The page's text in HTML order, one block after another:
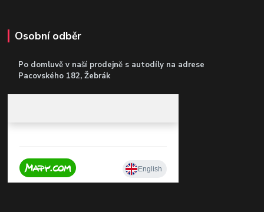
Osobní odběr
Po domluvě v naší prodejně s autodíly na adrese
Pacovského 182, Žebrák